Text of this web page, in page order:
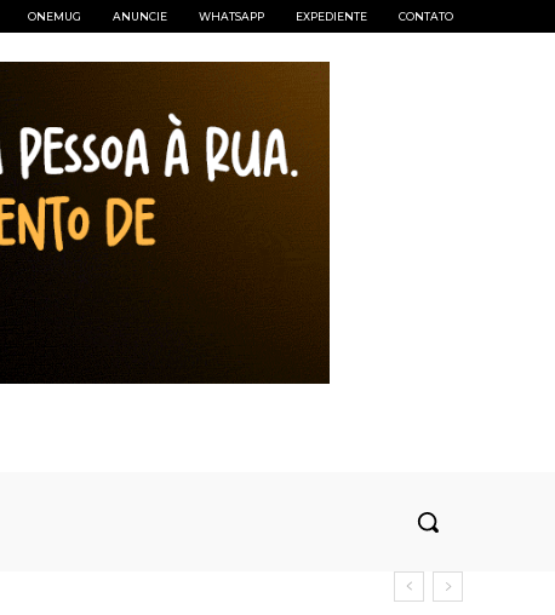
ONEMUG ANUNCIE WHATSAPP EXPEDIENTE CONTATO